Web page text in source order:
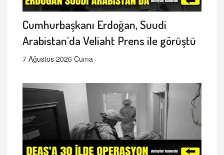
Cumhurbaşkanı Erdoğan, Suudi
Arabistan'da Veliaht Prens ile görüştü
7 Ağustos 2026 Cuma